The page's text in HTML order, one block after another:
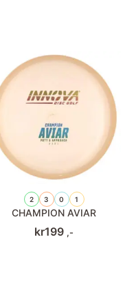
2 3 0 1
CHAMPION AVIAR
kr199 ,-